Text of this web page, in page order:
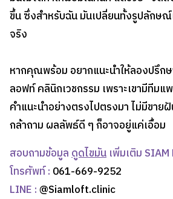
ขึ้น ซึ่งสำหรับฉัน มันเปลี่ยนทั้งรูปลักษณ์
จริง
หากคุณพร้อม อยากแนะนำให้ลองปรึก
ลอฟท์ คลินิกเวชกรรม เพราะเขามีทีมแ
คำแนะนำอย่างตรงไปตรงมา ไม่มีขาย
กล้าถาม ผลลัพธ์ดี ๆ ก็อาจอยู่แค่เอื้อม
สอบถามข้อมูลดูดไขมัน เพิ่มเติม
โทรศัพท์ : 061-669-9252
LINE :@Siamloft.clinic